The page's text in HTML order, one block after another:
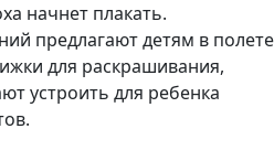
начнет плакать.
предлагают детям в полете
для раскрашивания,
устроить для ребенка